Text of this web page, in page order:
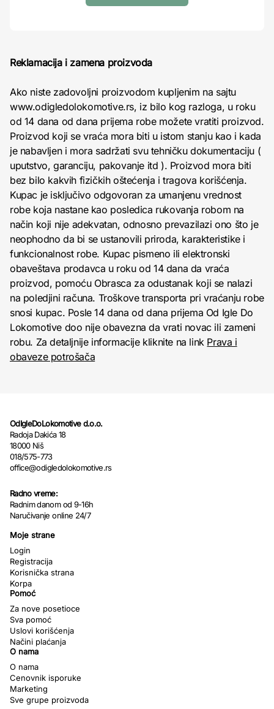
Reklamacija i zamena proizvoda
Ako niste zadovoljni proizvodom kupljenim na sajtu
www.odigledolokomotive.rs, iz bilo kog razloga, u roku
od 14 dana od dana prijema robe možete vratiti proizvod.
Proizvod koji se vraća mora biti u istom stanju kao i kada
je nabavljen i mora sadržati svu tehničku dokumentaciju (
uputstvo, garanciju, pakovanje itd ). Proizvod mora biti
bez bilo kakvih fizičkih oštećenja i tragova korišćenja.
Kupac je isključivo odgovoran za umanjenu vrednost
robe koja nastane kao posledica rukovanja robom na
način koji nije adekvatan, odnosno prevazilazi ono što je
neophodno da bi se ustanovili priroda, karakteristike i
funkcionalnost robe. Kupac pismeno ili elektronski
obaveštava prodavca u roku od 14 dana da vraća
proizvod, pomoću Obrasca za odustanak koji se nalazi
na poledjini računa. Troškove transporta pri vraćanju robe
snosi kupac. Posle 14 dana od dana prijema Od Igle Do
Lokomotive doo nije obavezna da vrati novac ili zameni
robu. Za detaljnije informacije kliknite na link Prava i
obaveze potrošača
OdIgleDoLokomotive d.o.o.
Radoja Dakića 18
18000 Niš
018/575-773
office@odigledolokomotive.rs
Radno vreme:
Radnim danom od 9-16h
Naručivanje online 24/7
Moje strane
Login
Registracija
Korisnička strana
Korpa
Pomoć
Za nove posetioce
Sva pomoć
Uslovi korišćenja
Načini plaćanja
O nama
O nama
Cenovnik isporuke
Marketing
Sve grupe proizvoda